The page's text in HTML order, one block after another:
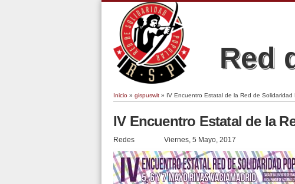
Red
Se encuentra usted aquí
Inicio » gispuswit » IV Encuentro Estatal de la Red de Solidaridad
IV Encuentro Estatal de la
Redes
Viernes, 5 Mayo, 2017